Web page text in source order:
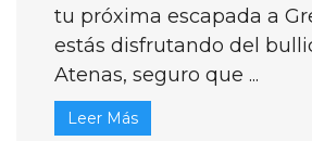
tu próxima escapada a
estás disfrutando del
Atenas, seguro que ...
Leer Más